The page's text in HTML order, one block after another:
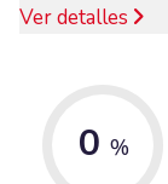
Ver detalles
0 %